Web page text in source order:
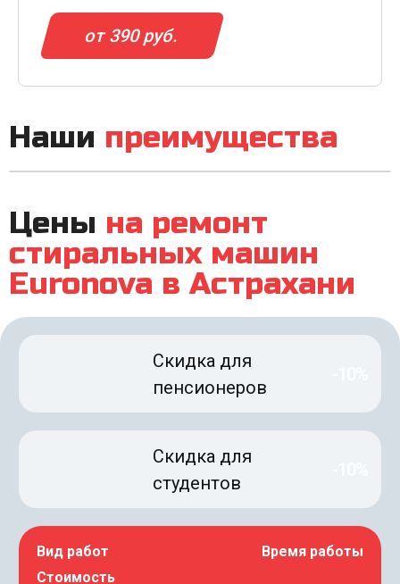
от 390 руб.
Наши преимущества
Цены на ремонт
стиральных машин
Euronova в Астрахани
Скидка для
пенсионеров
Скидка для
студентов
Вид работ
Стоимость
Время работы